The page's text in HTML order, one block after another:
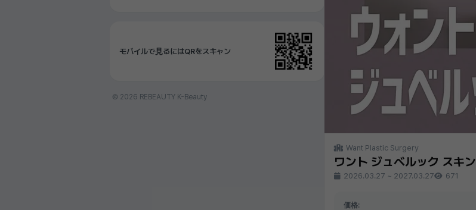
モバイルで見るにはQRをスキャン
© 2026 REBEAUTY K-Beauty
Want Plastic Surgery
ワント ジュベルック スキン
2026.03.27 ~ 2027.03.27 671
価格: